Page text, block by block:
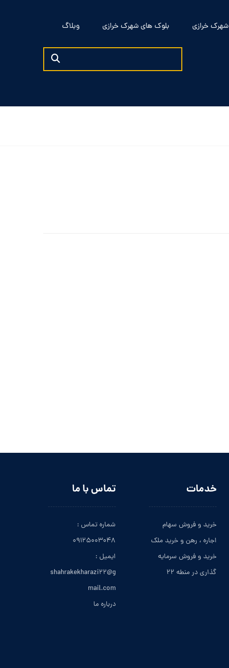
شهرک خرازی بلوک های شهرک خرازی وبلاگ
خدمات
خرید و فروش سهام
اجاره ، رهن و خرید ملک
خرید و فروش سرمایه
گذاری در منطه ۲۲
تماس با ما
شماره تماس :
۰۹۱۲۵۰۰۳۰۴۸
ایمیل :
shahrakekharazi۲۲@g
mail.com
درباره ما